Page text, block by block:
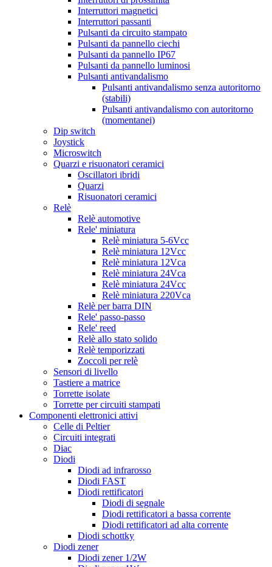
Interruttori magnetici
Interruttori passanti
Pulsanti da circuito stampato
Pulsanti da pannello ciechi
Pulsanti da pannello IP67
Pulsanti da pannello luminosi
Pulsanti antivandalismo
Pulsanti antivandalismo senza autoritorno
(stabili)
Pulsanti antivandalismo con autoritorno
(momentanei)
Dip switch
Joystick
Microswitch
Quarzi e risuonatori ceramici
Oscillatori ibridi
Quarzi
Risuonatori ceramici
Relè
Relè automotive
Rele' miniatura
Relè miniatura 5-6Vcc
Relè miniatura 12Vcc
Relè miniatura 12Vca
Relè miniatura 24Vca
Relè miniatura 24Vcc
Relè miniatura 220Vca
Relè per barra DIN
Rele' passo-passo
Rele' reed
Relè allo stato solido
Relè temporizzati
Zoccoli per relè
Sensori di livello
Tastiere a matrice
Torrette isolate
Torrette per circuiti stampati
Componenti elettronici attivi
Celle di Peltier
Circuiti integrati
Diac
Diodi
Diodi ad infrarosso
Diodi FAST
Diodi rettificatori
Diodi di segnale
Diodi rettificatori a bassa corrente
Diodi rettificatori ad alta corrente
Diodi schottky
Diodi zener
Diodi zener 1/2W